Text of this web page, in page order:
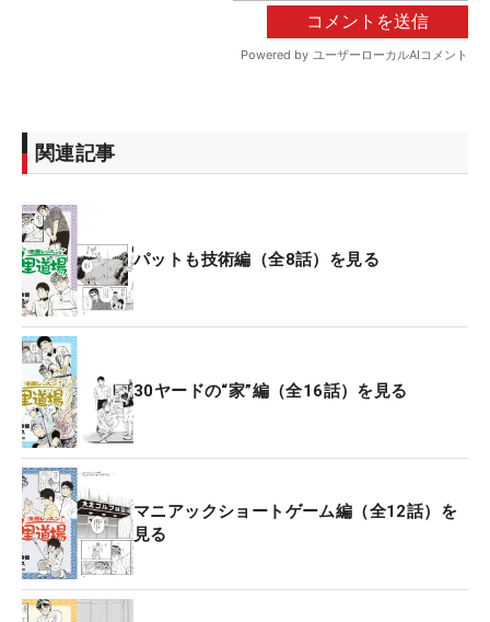
関連記事
パットも技術編（全8話）を見る
30ヤードの“家”編（全16話）を見る
マニアックショートゲーム編（全12話）を
見る